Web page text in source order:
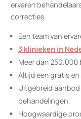
ervaren
correcties.
Een team van
3 klinieken in
Meer dan
Altijd een gratis
Uitgebreid
behandelingen.
Hoogwaardige